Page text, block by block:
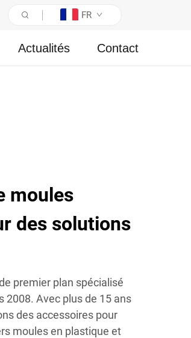
FR
Actualités Contact
moules
des solutions
premier plan spécialisé
2008. Avec plus de 15 ans
des accessoires pour
moules en plastique et